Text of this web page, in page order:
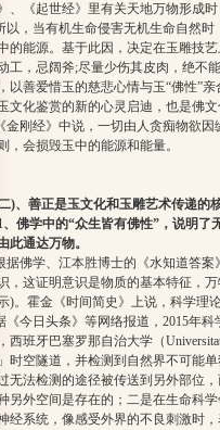
、《起世经》里有关天地万物形成
以，当有机生命侵害无机生命自然
的能源。基于此因，决定在玉雕技
工，忌阔斧;尽量少伤其皮肉，绝不
以善爱惜玉的慈悲心情与玉“佛性”
文化鉴赏的新的心灵启迪，也是佛
金刚经》中说，一切由人贪痴物欲因
，会损毁玉中的能源和能量。
)、善正是玉文化和玉雕艺术传递的
、佛学中的“众生皆有佛性”，说明
此通达万物。
据佛学、江本胜博士的《水知道答案
，这证明意识是物质的基本特征，
)。霍金《时间简史》上说，科学理
《今日头条》等网络报道，2015年
西班牙巴塞罗那自治大学（
时空隧道，并检测到自然界不可能
无法检测的途径被传送到另外部位
另外空间是存在的；二是在生命科
经系统，像感受外界的不良刺激时